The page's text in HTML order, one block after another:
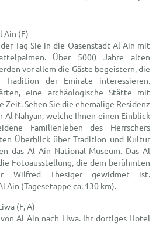
Ain (F)
Tag Sie in die Oasenstadt Al Ain mit
Über 5000 Jahre alten
vor allem die Gäste begeistern, die
der Emirate interessieren.
eine archäologische Stätte mit
Zeit. Sehen Sie die ehemalige Residenz
Al Nahyan, welche Ihnen einen Einblick
Familienleben des Herrschers
Überblick über Tradition und Kultur
das Al Ain National Museum. Das Al
Fotoausstellung, die dem berühmten
Wilfred Thesiger gewidmet ist.
Ain (Tagesetappe ca. 130 km).
(F, A)
Al Ain nach Liwa. Ihr dortiges Hotel